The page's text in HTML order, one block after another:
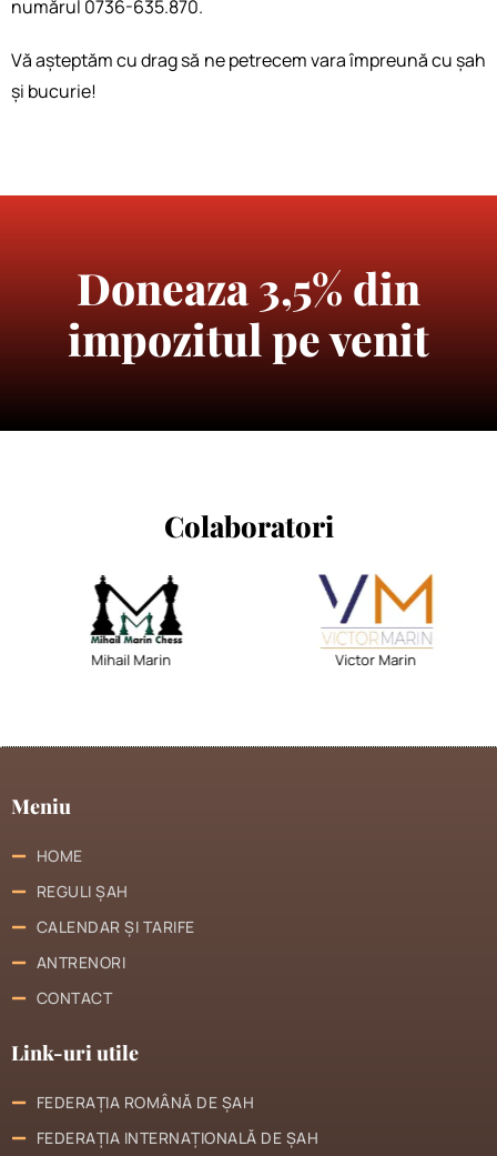
numărul 0736-635.870.
Vă așteptăm cu drag să ne petrecem vara împreună cu șah
și bucurie!
Doneaza 3,5% din
impozitul pe venit
Colaboratori
Mihail Marin Victor Marin
Meniu
HOME
REGULI ȘAH
CALENDAR ȘI TARIFE
ANTRENORI
CONTACT
Link-uri utile
FEDERAȚIA ROMÂNĂ DE ȘAH
FEDERAȚIA INTERNAȚIONALĂ DE ȘAH